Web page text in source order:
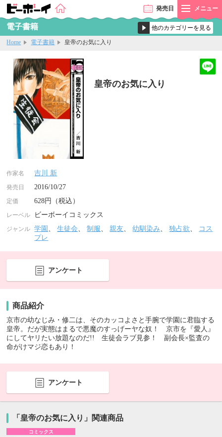
発売日 メニュー
電子書籍
Home 電子書籍 皇帝のお気に入り
皇帝のお気に入り
作家名 吉川 新
発売日 2016/10/27
定価 628円（税込）
レーベル ビーボーイコミックス
ジャンル 学園 、生徒会、制服、親友、幼馴染み、独占欲、
コス
プレ
アンケート
商品紹介
京市の幼なじみ・修二は、そのカッコよさと手腕で学園に君臨する
皇帝。だが実態はまるで悪魔のすっげーヤな奴！ 京市を『愛人』
にしてヤリたい放題なのだ!! 生徒会ラブ見参！ 副会長×監査の
命がけマジ恋もあり！
アンケート
「皇帝のお気に入り」関連商品
コミックス